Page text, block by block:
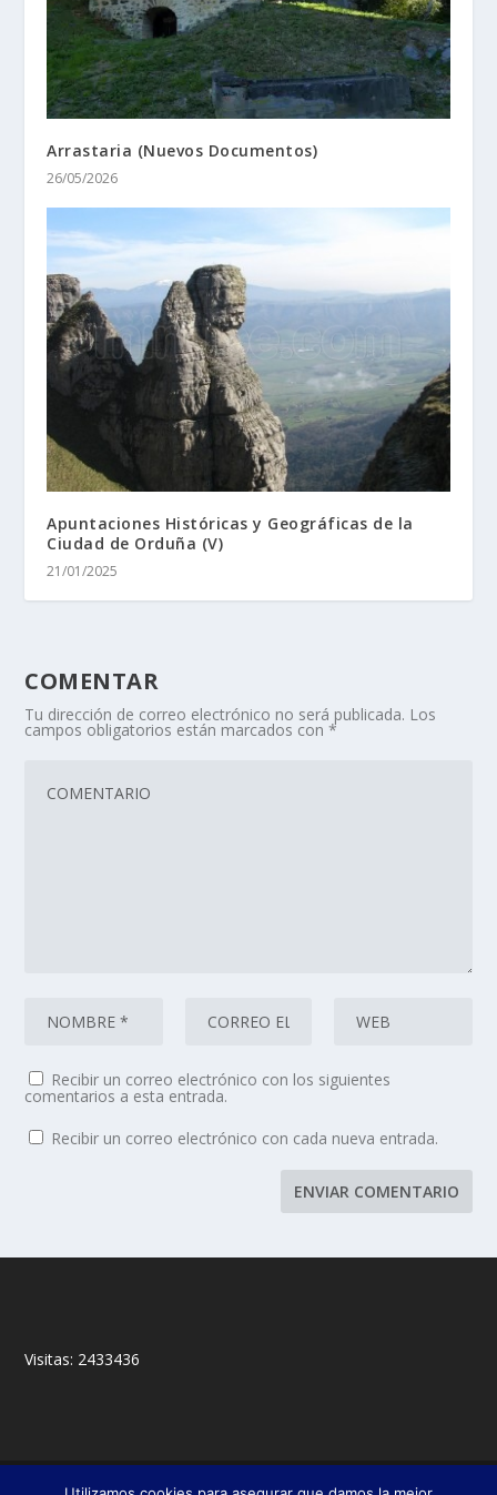
Arrastaria (Nuevos Documentos)
26/05/2026
Apuntaciones Históricas y Geográficas de la
Ciudad de Orduña (V)
21/01/2025
COMENTAR
Tu dirección de correo electrónico no será publicada. Los
campos obligatorios están marcados con*
Recibir un correo electrónico con los siguientes
comentarios a esta entrada.
Recibir un correo electrónico con cada nueva entrada.
Visitas: 2433436
© 2018,Francisco Javier Fernández Chento & Mitxel